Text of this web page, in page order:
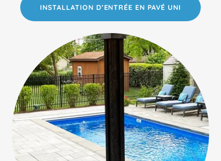
INSTALLATION D’ENTRÉE EN PAVÉ UNI